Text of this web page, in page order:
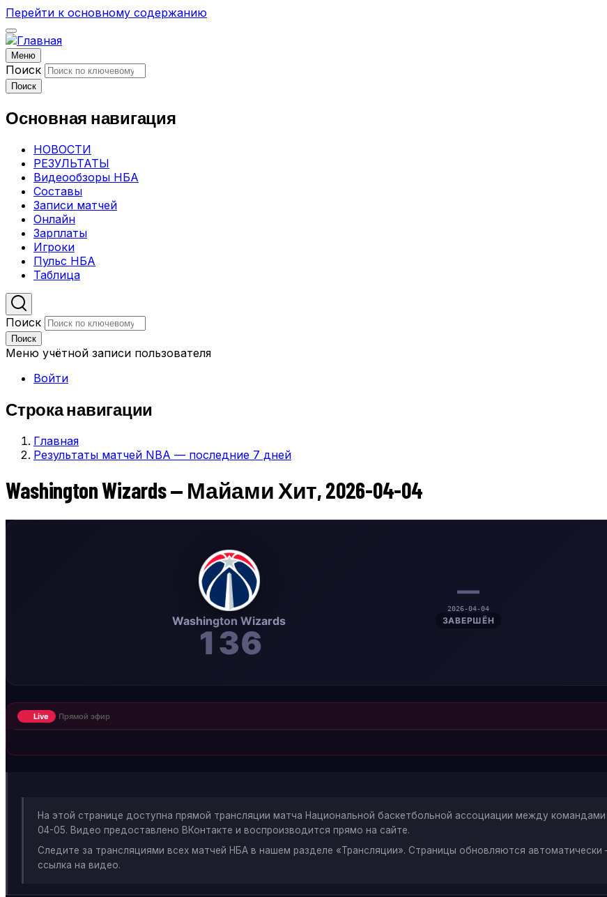
Перейти к основному содержанию
Меню
Поиск
Поиск
Основная навигация
НОВОСТИ
РЕЗУЛЬТАТЫ
Видеообзоры НБА
Составы
Записи матчей
Онлайн
Зарплаты
Игроки
Пульс НБА
Таблица
Поиск
Поиск
Меню учётной записи пользователя
Войти
Строка навигации
Главная
Результаты матчей NBA — последние 7 дней
Washington Wizards — Майами Хит, 2026-04-04
Washington Wizards
136
—
2026-04-04
ЗАВЕРШЁН
Live Прямой эфир
На этой странице доступна прямой трансляции матча Национальной баскетбольной ассоциации между командами
04-05. Видео предоставлено ВКонтакте и воспроизводится прямо на сайте.
Следите за трансляциями всех матчей НБА в нашем разделе «Трансляции». Страницы обновляются
ссылка на видео.